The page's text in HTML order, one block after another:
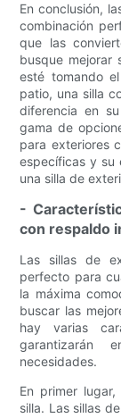
En conclusión,
combinación
que las
busque mejorar
esté tomando
patio, una silla
diferencia en
gama de
para exteriores
específicas y su
una silla de
-
con respaldo
Las sillas de
perfecto para
la máxima
buscar las
hay varias
garantizarán
necesidades.
En primer
silla. Las sillas